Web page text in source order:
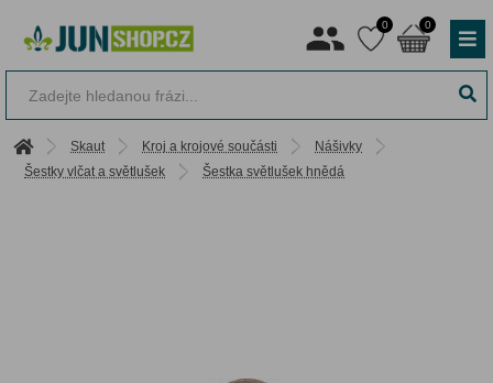
0 0
Skaut Kroj a krojové součásti
Nášivky
Šestky vlčat a světlušek
Šestka světlušek hnědá